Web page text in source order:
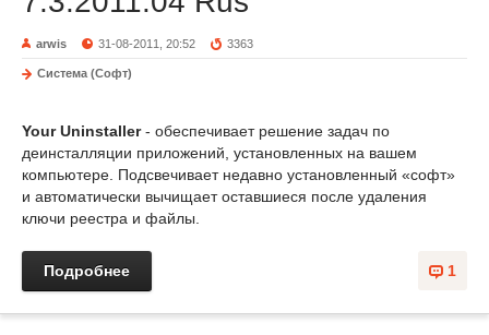
arwis 31-08-2011, 20:52 3363
Система (Софт)
Your Uninstaller- обеспечивает решение задач по
деинсталляции приложений, установленных на вашем
компьютере. Подсвечивает недавно установленный «софт»
и автоматически вычищает оставшиеся после удаления
ключи реестра и файлы.
1
Подробнее